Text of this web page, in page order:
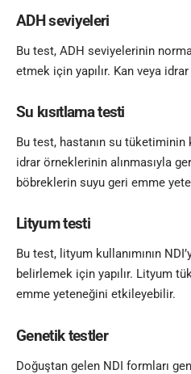
ADH seviyeleri
Bu test, ADH seviyelerinin
etmek için yapılır. Kan veya
Su kısıtlama testi
Bu test, hastanın su tüketiminin
idrar örneklerinin alınmasıyla
böbreklerin suyu geri emme
Lityum testi
Bu test, lityum kullanımının
belirlemek için yapılır. Lityum
emme yeteneğini etkileyebilir.
Genetik testler
Doğuştan gelen NDI formları